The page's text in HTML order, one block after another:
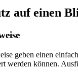
auf einen
geben einen
werden können.